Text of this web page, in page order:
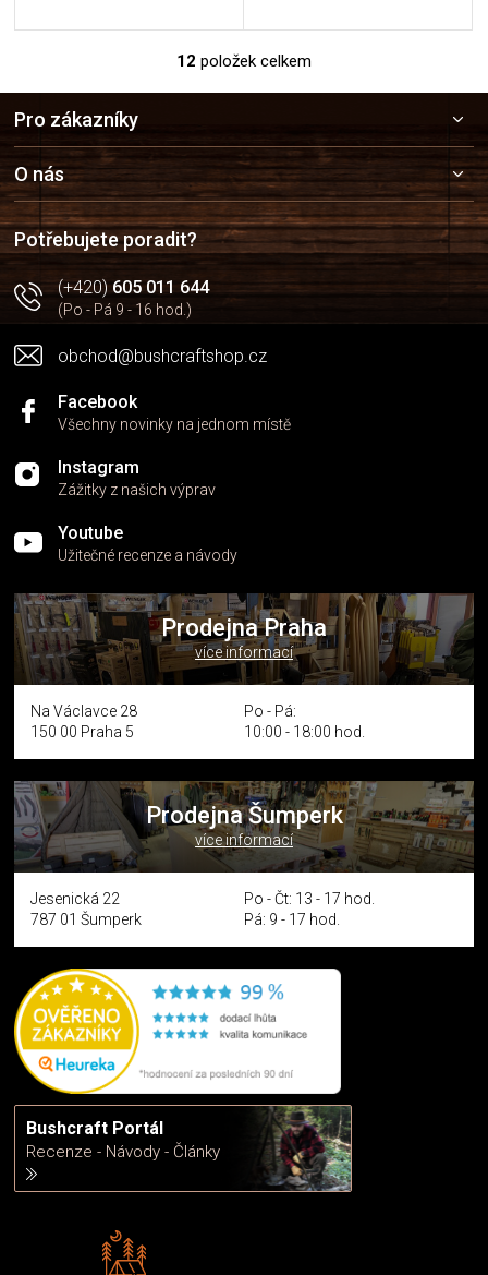
O
v
d
a
c
í
p
r
k
y
ý
s
12 položek celkem
a
t
í
Pro zákazníky
O nás
Potřebujete poradit?
(+420)605 011 644
(Po - Pá 9 - 16 hod.)
obchod@bushcraftshop.cz
Facebook
Všechny novinky na jednom místě
Instagram
Zážitky z našich výprav
Youtube
Užitečné recenze a návody
Prodejna Praha
více informací
Na Václavce 28
150 00 Praha 5
Po - Pá:
10:00 - 18:00 hod.
Prodejna Šumperk
více informací
Jesenická 22
787 01 Šumperk
Po - Čt: 13 - 17 hod.
Pá: 9 - 17 hod.
Bushcraft Portál
Recenze - Návody - Články